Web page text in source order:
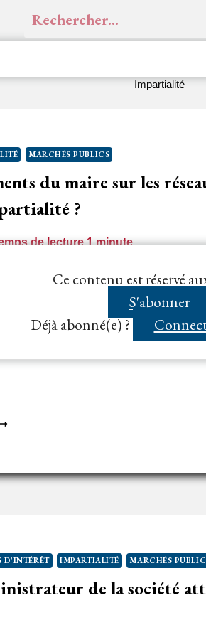
Rechercher :
Impartialité
MARCHÉS PUBLICS
du maire sur les
?
de lecture1minute
tenu des propos
conflictuel, émaillé de…...
Ce contenu est réservé
S'abonner
Déjà abonné(e) ?
D'INTÉRÊT IMPARTIALITÉ MARCHÉS
de la société